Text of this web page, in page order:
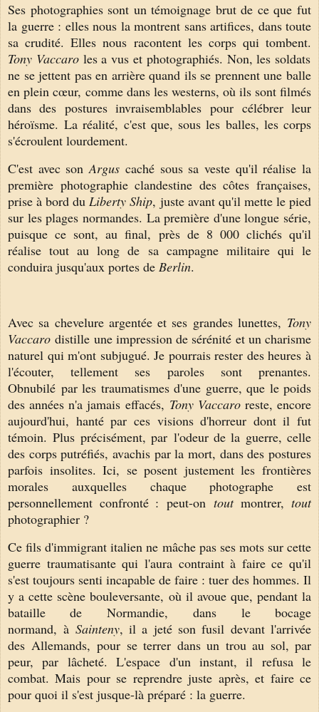
Ses photographies sont un témoignage brut de ce que fut
la guerre : elles nous la montrent sans artifices, dans toute
sa crudité. Elles nous racontent les corps qui tombent.
Tony Vaccaroles a vus et photographiés. Non, les soldats
ne se jettent pas en arrière quand ils se prennent une balle
en plein cœur, comme dans les westerns, où ils sont filmés
dans des postures invraisemblables pour célébrer leur
héroïsme. La réalité, c'est que, sous les balles, les corps
s'écroulent lourdement.
C'est avec sonArgus caché sous sa veste qu'il réalise la
première photographie clandestine des côtes françaises,
prise à bord duLiberty Ship, juste avant qu'il mette le pied
sur les plages normandes. La première d'une longue série,
puisque ce sont, au final, près de 8 000 clichés qu'il
réalise tout au long de sa campagne militaire qui le
conduira jusqu'aux portes de Berlin.
Avec sa chevelure argentée et ses grandes lunettes, Tony
Vaccarodistille une impression de sérénité et un charisme
naturel qui m'ont subjugué. Je pourrais rester des heures à
l'écouter, tellement ses paroles sont prenantes.
Obnubilé par les traumatismes d'une guerre, que le poids
des années n'a jamais effacés, Tony Vaccaro reste, encore
aujourd'hui, hanté par ces visions d'horreur dont il fut
témoin. Plus précisément, par l'odeur de la guerre, celle
des corps putréfiés, avachis par la mort, dans des postures
parfois insolites. Ici, se posent justement les frontières
morales auxquelles chaque photographe est
personnellement confronté : peut-on toutmontrer,tout
photographier ?
Ce fils d'immigrant italien ne mâche pas ses mots sur cette
guerre traumatisante qui l'aura contraint à faire ce qu'il
s'est toujours senti incapable de faire : tuer des hommes. Il
y a cette scène bouleversante, où il avoue que, pendant la
bataille de Normandie,dans le bocage
normand,àSainteny, il a jeté son fusil devant l'arrivée
des Allemands, pour se terrer dans un trou au sol, par
peur, par lâcheté. L'espace d'un instant, il refusa le
combat. Mais pour se reprendre juste après, et faire ce
pour quoi il s'est jusque-là préparé : la guerre.